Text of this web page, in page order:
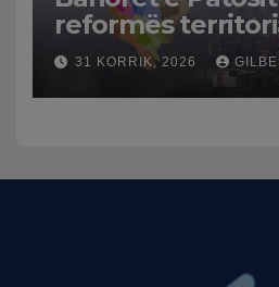
reformës
humbasim
qytetit
31 KORRIK, 2026